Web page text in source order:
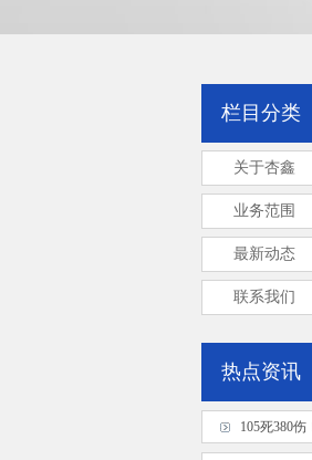
栏目分类
关于杏鑫
业务范围
最新动态
联系我们
热点资讯